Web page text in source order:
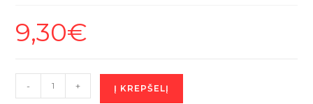
9,30€
produkto
kiekis:
- + Į KREPŠELĮ